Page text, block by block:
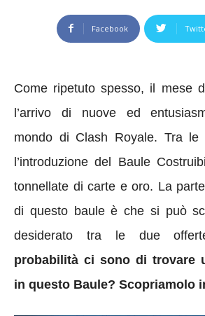
Facebook
Come ripetuto spesso, il mese
l’arrivo di nuove ed
mondo di Clash Royale. Tra le
l’introduzione del Baule
tonnellate di carte e oro. La
di questo baule è che si può
desiderato tra le due
probabilità ci sono di trovare
in questo Baule? Scopriamolo